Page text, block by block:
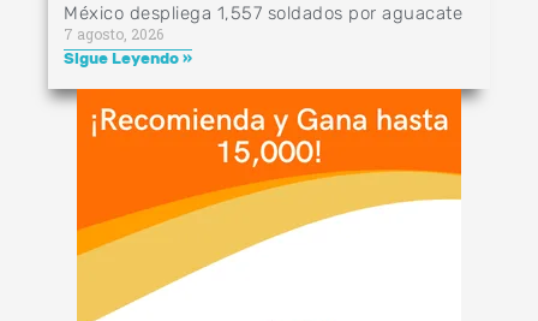
México despliega 1,557 soldados por aguacate
7 agosto, 2026
Sigue Leyendo »